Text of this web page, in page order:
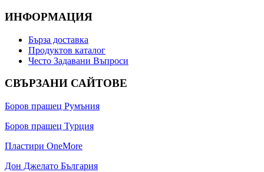
ИНФОРМАЦИЯ
Бърза доставка
Продуктов каталог
Често Задавани Въпроси
СВЪРЗАНИ САЙТОВЕ
Боров прашец Румъния
Боров прашец Турция
Пластири OneMore
Дон Джелато България